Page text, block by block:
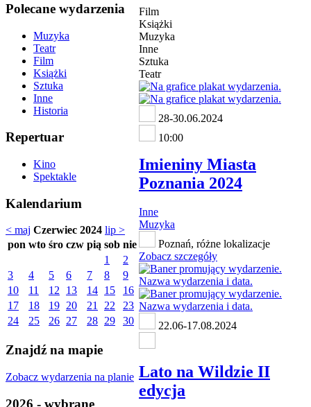
Polecane wydarzenia
Muzyka
Teatr
Film
Książki
Sztuka
Inne
Historia
Repertuar
Kino
Spektakle
Kalendarium
< maj Czerwiec 2024 lip >
pon wto śro czw pią sob nie
1
2
3
4 5 6 7 8
9
10
11 12 13 14 15
16
17
18 19 20 21 22
23
24
25 26 27 28 29 30
Znajdź na mapie
Zobacz wydarzenia na planie
2026 - wybrane
Film
Książki
Muzyka
Inne
Sztuka
Teatr
28-30.06.2024
10:00
Imieniny Miasta
Poznania 2024
Inne
Muzyka
Poznań, różne lokalizacje
Zobacz szczegóły
22.06-17.08.2024
Lato na Wildzie II
edycja